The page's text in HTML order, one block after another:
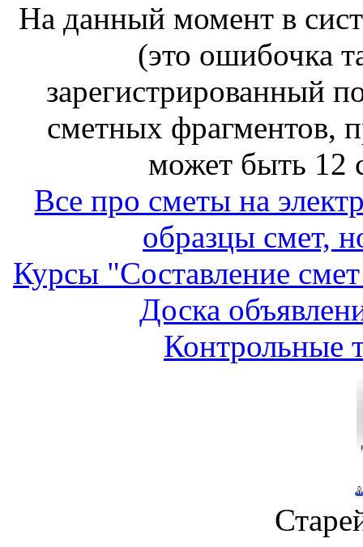
На данный момент в
(это ошибочка
зарегистрированный
сметных фрагментов,
может быть 12
Все про сметы на
образцы смет,
Курсы "Составление
Доска
Контрольные